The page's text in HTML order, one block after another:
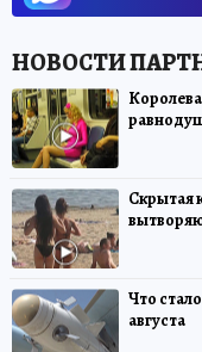
Скрытая
Что
августа